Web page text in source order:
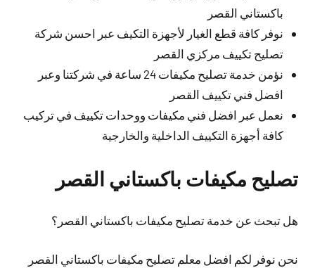
باكستاني القصر
نوفر كافة قطع الغيار لأجهزة التكيف عبر احسن شركة
تصليح تكييف مركزي القصر
نؤمن خدمة تصليح مكيفات 24 ساعة في شركتنا وعبر
افضل فني تكييف القصر
نعمل عبر افضل فني مكيفات ووحدات تكييف في تركيب
كافة أجهزة التكييف الداخلية والخارجية
تصليح مكيفات باكستاني القصر
هل تبحث عن خدمة تصليح مكيفات باكستاني القصر؟
نحن نوفر لكم افضل معلم تصليح مكيفات باكستاني القصر